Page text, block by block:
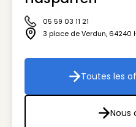
Icône téléphone
05 59 03 11 21
Icône adresse
3 place de Verdun, 64240
Toutes les
Nous